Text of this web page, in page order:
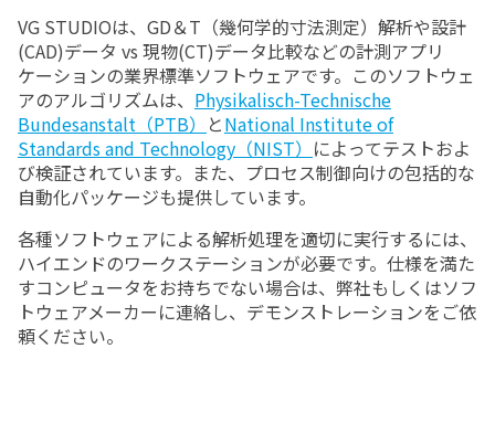
VG STUDIOは、 GD＆T（幾何学的寸法測定）解析や設計
(CAD)データ vs 現物(CT)データ比較などの計測アプリ
ケーションの業界標準ソフトウェアです。このソフトウェ
アのアルゴリズムは、 Physikalisch-Technische
Bundesanstalt（PTB） とNational Institute of
Standards and Technology（NIST） によってテストおよ
び検証されています。また、プロセス制御向けの包括的な
自動化パッケージも提供しています。
各種ソフトウェアによる解析処理を適切に実行するには、
ハイエンドのワークステーションが必要です。仕様を満た
すコンピュータをお持ちでない場合は、弊社もしくはソフ
トウェアメーカーに連絡し、デモンストレーションをご依
頼ください。